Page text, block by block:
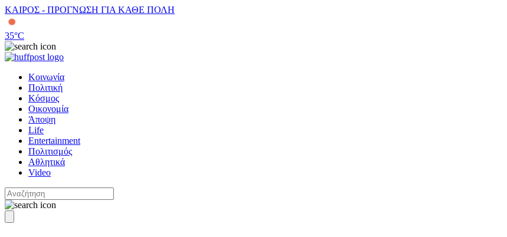
ΚΑΙΡΟΣ - ΠΡΟΓΝΩΣΗ ΓΙΑ ΚΑΘΕ ΠΟΛΗ
35°C
Κοινωνία
Πολιτική
Κόσμος
Οικονομία
Άποψη
Life
Entertainment
Πολιτισμός
Αθλητικά
Video